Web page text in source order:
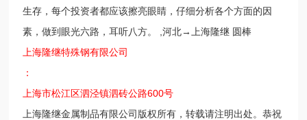
生存，每个投资者都应该擦亮眼睛，仔细分析各个方面的因
素，做到眼光六路，耳听八方。 ,河北→上海隆继 圆棒
上海隆继特殊钢有限公司
：
上海市松江区泗泾镇泗砖公路600号
上海隆继金属制品有限公司版权所有，转载请注明出处。恭祝